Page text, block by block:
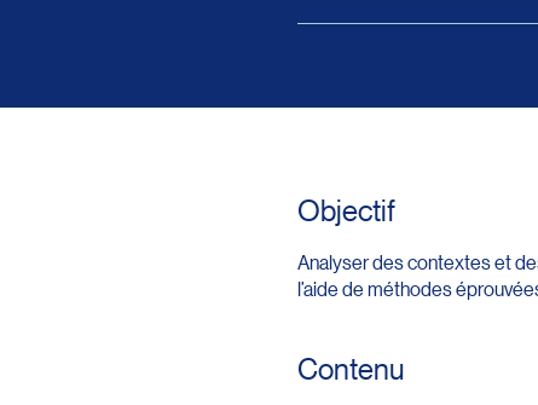
Objectif
Analyser des contextes et
l’aide de méthodes
Contenu